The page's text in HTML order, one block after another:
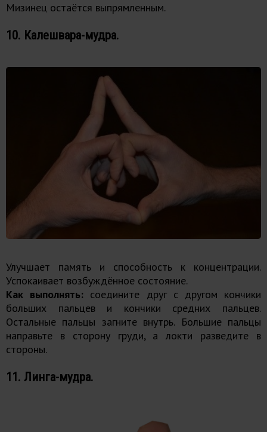
Мизинец остаётся выпрямленным.
10. Калешвара-мудра.
Улучшает память и способность к концентрации.
Успокаивает возбуждённое состояние.
Как выполнять: соедините друг с другом кончики
больших пальцев и кончики средних пальцев.
Остальные пальцы загните внутрь. Большие пальцы
направьте в сторону груди, а локти разведите в
стороны.
11. Линга-мудра.